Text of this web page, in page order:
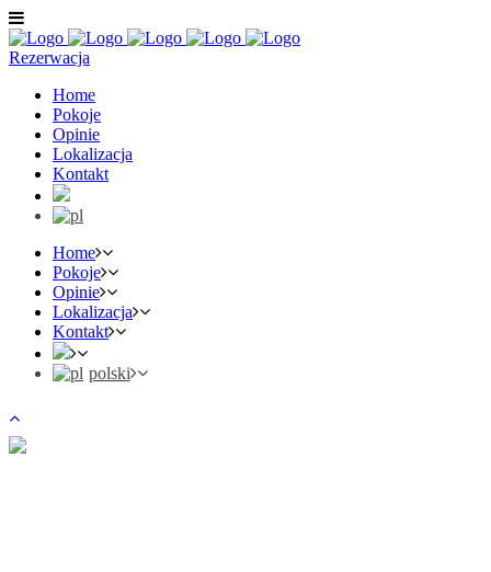
Rezerwacja
Home
Pokoje
Opinie
Lokalizacja
Kontakt
Home
Pokoje
Opinie
Lokalizacja
Kontakt
polski